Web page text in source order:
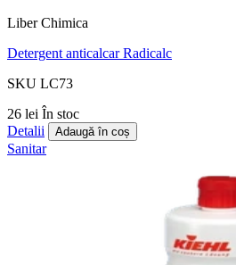
Liber Chimica
Detergent anticalcar Radicalc
SKU LC73
26 lei În stoc
Detalii
Adaugă în coș
Sanitar